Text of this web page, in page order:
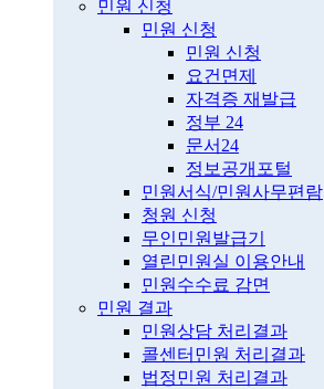
민원 신청
민원 신청
민원 신청
요건면제
자격증 재발급
정부 24
문서24
정보공개포털
민원서식/민원사무편람
청원 신청
무인민원발급기
열린민원실 이용안내
민원수수료 감면
민원 결과
민원상담 처리결과
콜센터민원 처리결과
법정민원 처리결과